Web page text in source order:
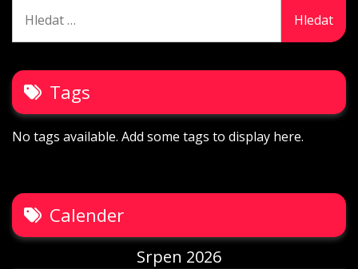
Tags
No tags available. Add some tags to display here.
Calender
Srpen 2026